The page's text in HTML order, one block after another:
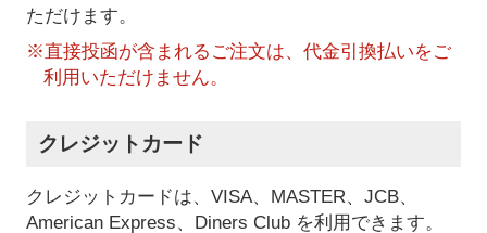
ただけます。
※直接投函が含まれるご注文は、代金引換払いをご
利用いただけません。
クレジットカード
クレジットカードは、VISA、MASTER、JCB、
American Express、Diners Club を利用できます。